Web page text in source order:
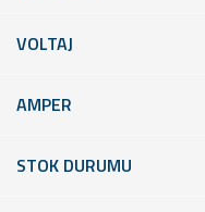
VOLTAJ
AMPER
STOK DURUMU